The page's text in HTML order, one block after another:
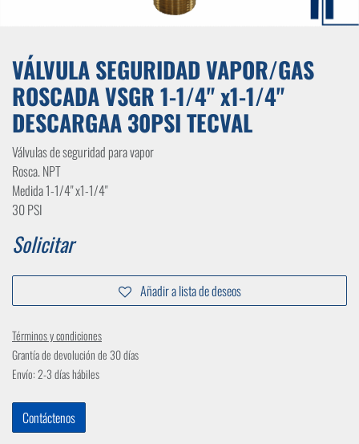
VÁLVULA SEGURIDAD VAPOR/GAS
ROSCADA VSGR 1-1/4" x1-1/4"
DESCARGAA 30PSI TECVAL
Válvulas de seguridad para vapor
Rosca. NPT
Medida 1-1/4" x1-1/4"
30 PSI
Solicitar
Añadir a lista de deseos
Términos y condiciones
Grantía de devolución de 30 días
Envío: 2-3 días hábiles
Contáctenos